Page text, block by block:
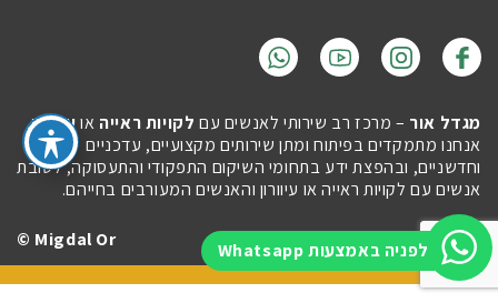
לפניה באמצעות Whatsapp
מגדל אור – מרכז רב שירותי לאנשים עם לקויות ראייה אועיוורון.
אנחנו מתמקדים בפיתוח ומתן שירותים מקצועיים, עדכניים
וחדשניים, ובהפצת ידע בתחומי השיקום התפקודי והתעסוקה, לטובת
אנשים עם לקויות ראייה או עיוורון והאנשים המעורבים בחייהם.
Imaginet
Migdal Or ©